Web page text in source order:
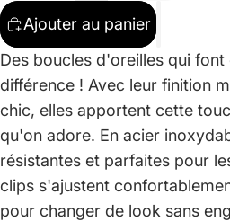
Ajouter au panier
Des boucles d'oreilles qui font
différence ! Avec leur finition
chic, elles apportent cette
qu'on adore. En acier
résistantes et parfaites pour
clips s'ajustent
pour changer de look sans